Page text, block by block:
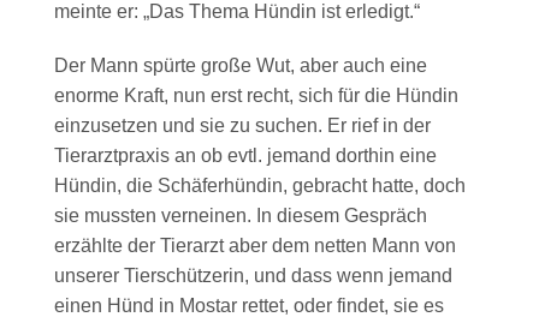
meinte er: „Das Thema Hündin ist erledigt.“
Der Mann spürte große Wut, aber auch eine
enorme Kraft, nun erst recht, sich für die Hündin
einzusetzen und sie zu suchen. Er rief in der
Tierarztpraxis an ob evtl. jemand dorthin eine
Hündin, die Schäferhündin, gebracht hatte, doch
sie mussten verneinen. In diesem Gespräch
erzählte der Tierarzt aber dem netten Mann von
unserer Tierschützerin, und dass wenn jemand
einen Hünd in Mostar rettet, oder findet, sie es